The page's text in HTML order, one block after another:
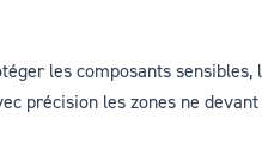
les composants
précision les zones ne